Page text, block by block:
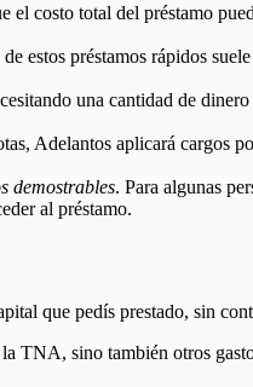
costo total del préstamo
estos préstamos rápidos
una cantidad de
Adelantos aplicará cargos
demostrables. Para algunas
al préstamo.
que pedís prestado, sin
TNA, sino también otros